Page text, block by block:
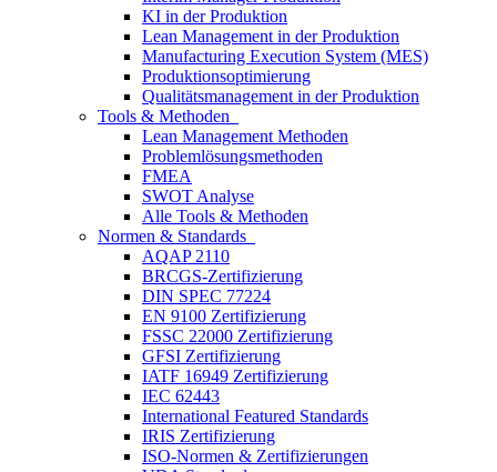
KI in der Produktion
Lean Management in der Produktion
Manufacturing Execution System (MES)
Produktionsoptimierung
Qualitätsmanagement in der Produktion
Tools & Methoden
Lean Management Methoden
Problemlösungsmethoden
FMEA
SWOT Analyse
Alle Tools & Methoden
Normen & Standards
AQAP 2110
BRCGS-Zertifizierung
DIN SPEC 77224
EN 9100 Zertifizierung
FSSC 22000 Zertifizierung
GFSI Zertifizierung
IATF 16949 Zertifizierung
IEC 62443
International Featured Standards
IRIS Zertifizierung
ISO-Normen & Zertifizierungen